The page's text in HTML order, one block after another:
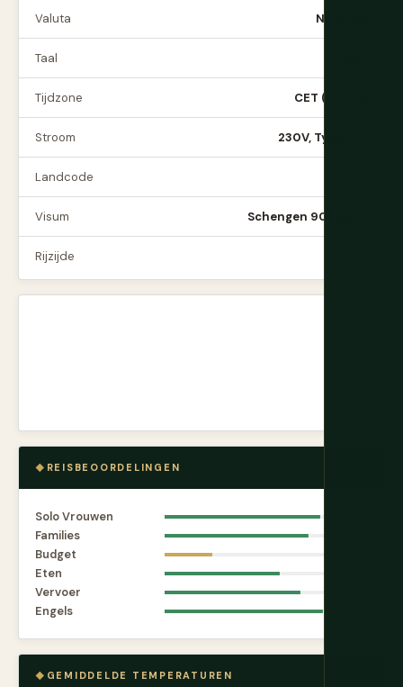
Valuta NOK (kr)
Taal
Tijdzone CET (UTC+1)
Stroom 230V, Type C/F
Landcode
Visum Schengen 90 dagen
Rijzijde
REISBEOORDELINGEN
Solo Vrouwen
Families
Budget
Eten
Vervoer
Engels
GEMIDDELDE TEMPERATUREN